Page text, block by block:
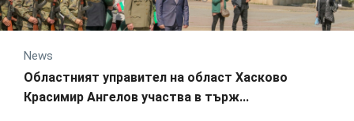
News
Областният управител на област Хасково
Красимир Ангелов участва в търж...